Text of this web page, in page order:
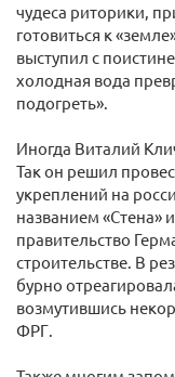
чудеса риторики,
готовиться к
выступил с
холодная вода
подогреть».
Иногда Виталий
Так он решил
укреплений на
названием «Стена»
правительство
строительстве. В
бурно
возмутившись
ФРГ.